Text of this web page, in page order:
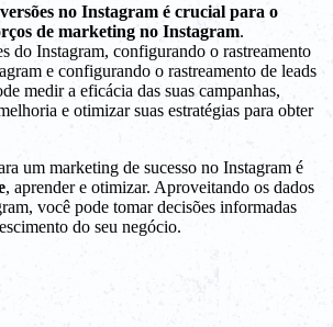
no Instagram é crucial para o
de marketing no Instagram.
do Instagram, configurando o rastreamento
e configurando o rastreamento de leads
medir a eficácia das suas campanhas,
e otimizar suas estratégias para obter
um marketing de sucesso no Instagram é
, aprender e otimizar. Aproveitando os dados
você pode tomar decisões informadas
do seu negócio.